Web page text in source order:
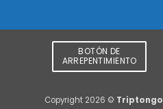
BOTÓN DE
ARREPENTIMIENTO
Copyright 2026 © Triptongo